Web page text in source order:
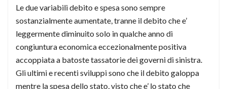
Le due variabili debito e spesa sono sempre
sostanzialmente aumentate, tranne il debito che e’
leggermente diminuito solo in qualche anno di
congiuntura economica eccezionalmente positiva
accoppiata a batoste tassatorie dei governi di sinistra.
Gli ultimi e recenti sviluppi sono che il debito galoppa
mentre la spesa dello stato, visto che e’ lo stato che